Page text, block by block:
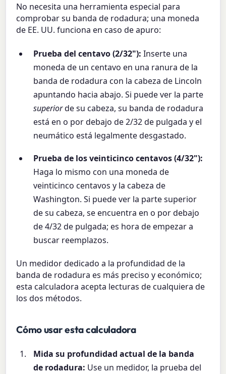
No necesita una herramienta especial para
comprobar su banda de rodadura; una moneda
de EE. UU. funciona en caso de apuro:
Prueba del centavo (2/32"): Inserte una
moneda de un centavo en una ranura de la
banda de rodadura con la cabeza de Lincoln
apuntando hacia abajo. Si puede ver la parte
superiorde su cabeza, su banda de rodadura
está en o por debajo de 2/32 de pulgada y el
neumático está legalmente desgastado.
Prueba de los veinticinco centavos (4/32"):
Haga lo mismo con una moneda de
veinticinco centavos y la cabeza de
Washington. Si puede ver la parte superior
de su cabeza, se encuentra en o por debajo
de 4/32 de pulgada; es hora de empezar a
buscar reemplazos.
Un medidor dedicado a la profundidad de la
banda de rodadura es más preciso y económico;
esta calculadora acepta lecturas de cualquiera de
los dos métodos.
Cómo usar esta calculadora
Mida su profundidad actual de la banda
de rodadura: Use un medidor, la prueba del